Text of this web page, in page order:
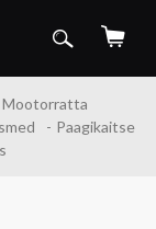
Mootorratta
Paagikaitse